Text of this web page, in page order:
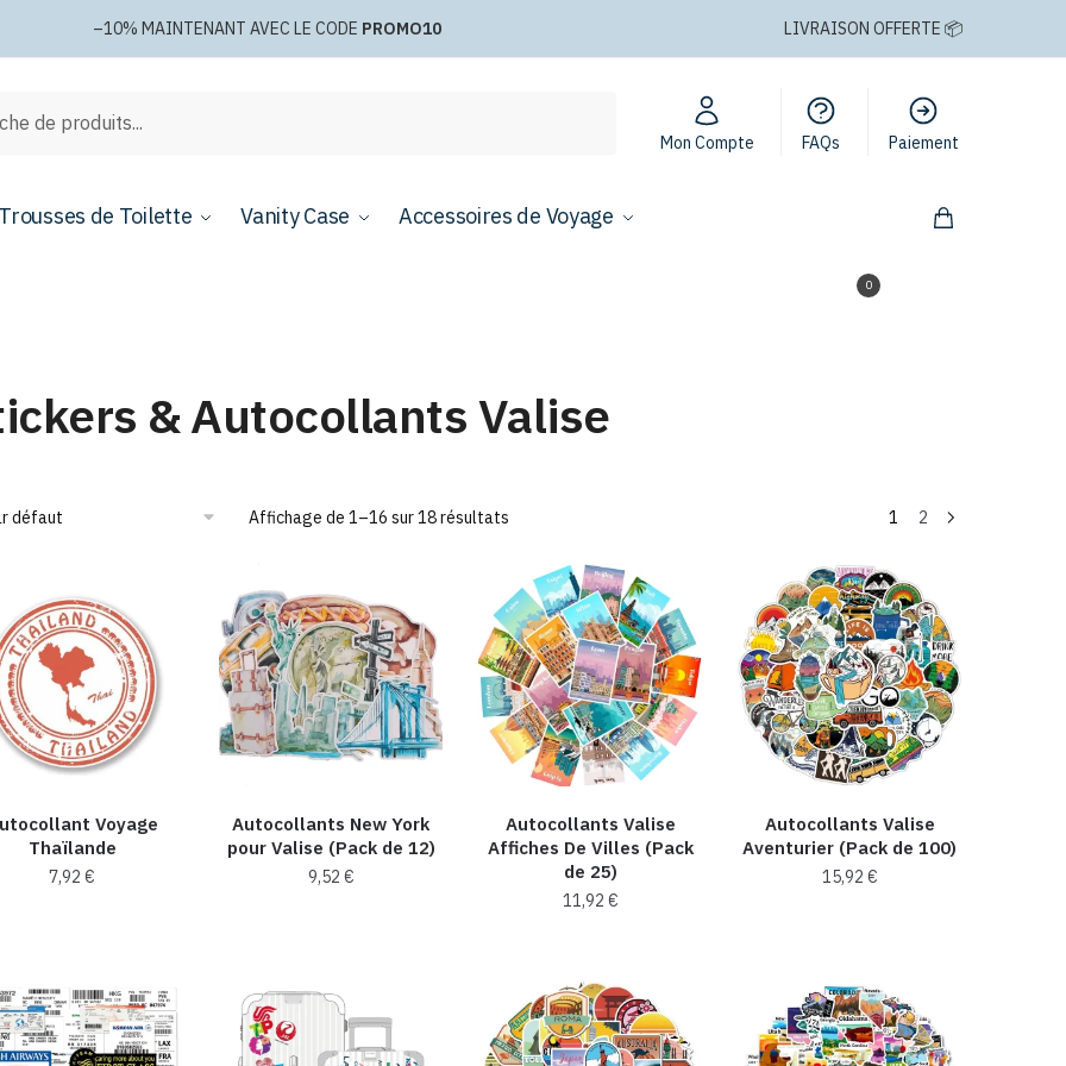
–10% MAINTENANT AVEC LE CODE PROMO10 LIVRAISON OFFERTE 📦
Mon Compte FAQs Paiement
de Toilette Vanity Case Accessoires de Voyage
0
& Autocollants Valise
Affichage de 1–16 sur 18 résultats 1 2
Voyage
Thaïlande
7,92€
Autocollants New York
pour Valise (Pack de 12)
9,52 €
Autocollants Valise
Affiches De Villes (Pack
de 25)
11,92 €
Autocollants Valise
Aventurier (Pack de 100)
15,92 €